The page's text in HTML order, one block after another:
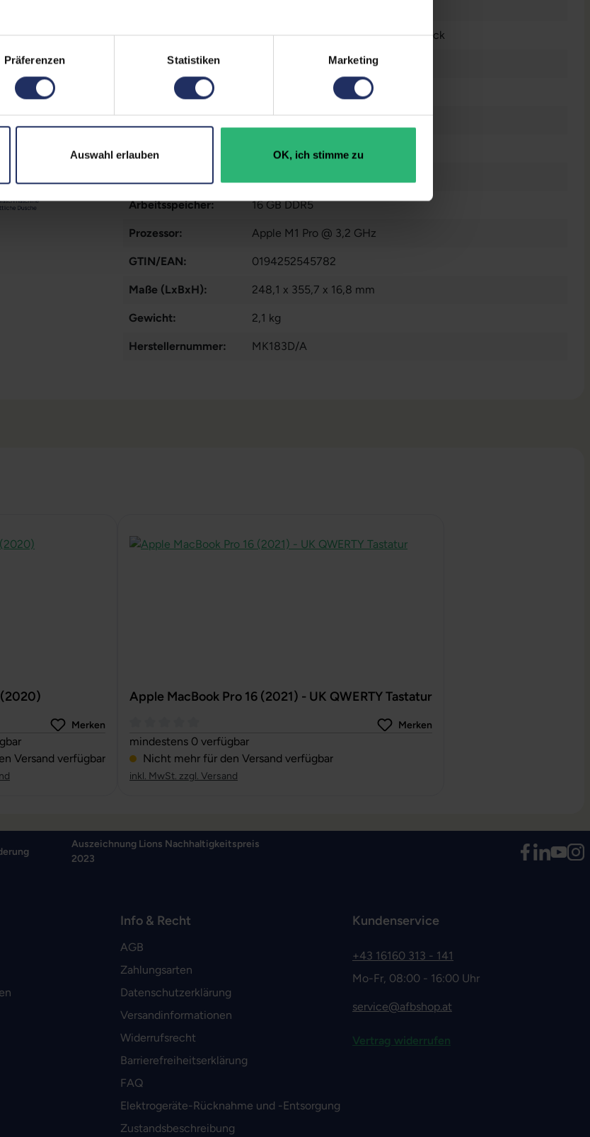
Präferenzen Statistiken Marketing
Auswahl erlauben OK, ich stimme zu
Tastaturlayout: Deutsch (QWERTZ) ohne Ziffernblock
Onboard-Grafik: Apple M1 Pro 16‑Core GPU
Fingerprintreader:
Zustand: Gebraucht
Partnerprogramm: Nein
Arbeitsspeicher: 16 GB DDR5
Prozessor: Apple M1 Pro @ 3,2 GHz
GTIN/EAN: 0194252545782
Maße (LxBxH): 248,1 x 355,7 x 16,8 mm
Gewicht: 2,1 kg
Herstellernummer: MK183D/A
von 0 von 5 Sternen
Merken
Versand verfügbar
Apple MacBook Pro 16 (2021) - UK QWERTY Tastatur
Durchschnittliche Bewertung von 0 von 5 Sternen
Merken
mindestens 0 verfügbar
Nicht mehr für den Versand verfügbar
inkl. MwSt. zzgl. Versand
Auszeichnung Lions Nachhaltigkeitspreis
2023
Info & Recht
AGB
Zahlungsarten
Datenschutzerklärung
Versandinformationen
Widerrufsrecht
Barrierefreiheitserklärung
FAQ
Elektrogeräte-Rücknahme und -Entsorgung
Zustandsbeschreibung
Kundenservice
+43 16160 313 - 141
Mo-Fr, 08:00 - 16:00 Uhr
service@afbshop.at
Vertrag widerrufen